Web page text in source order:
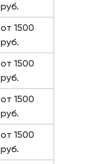
руб.
от 1500
руб.
от 1500
руб.
от 1500
руб.
от 1500
руб.